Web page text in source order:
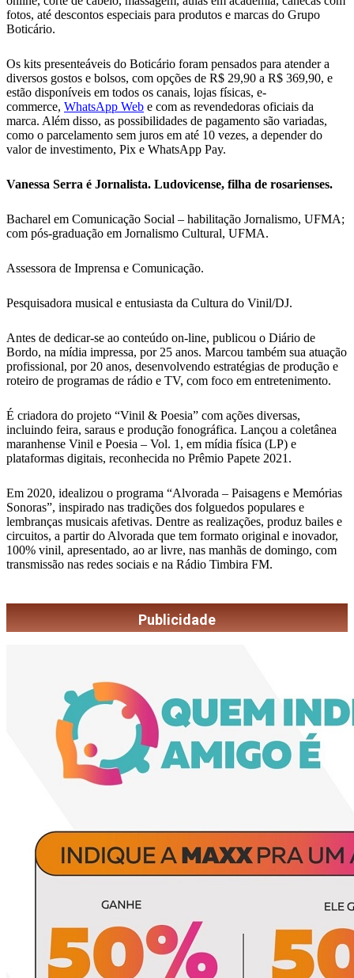
fotos, até descontos especiais para produtos e marcas do Grupo
Boticário.
Os kits presenteáveis do Boticário foram pensados para atender a
diversos gostos e bolsos, com opções de R$ 29,90 a R$ 369,90, e
estão disponíveis em todos os canais, lojas físicas, e-
commerce, WhatsApp Web e com as revendedoras oficiais da
marca. Além disso, as possibilidades de pagamento são variadas,
como o parcelamento sem juros em até 10 vezes, a depender do
valor de investimento, Pix e WhatsApp Pay.
Vanessa Serra é Jornalista. Ludovicense, filha de rosarienses.
Bacharel em Comunicação Social – habilitação Jornalismo, UFMA;
com pós-graduação em Jornalismo Cultural, UFMA.
Assessora de Imprensa e Comunicação.
Pesquisadora musical e entusiasta da Cultura do Vinil/DJ.
Antes de dedicar-se ao conteúdo on-line, publicou o Diário de
Bordo, na mídia impressa, por 25 anos. Marcou também sua atuação
profissional, por 20 anos, desenvolvendo estratégias de produção e
roteiro de programas de rádio e TV, com foco em entretenimento.
É criadora do projeto “Vinil & Poesia” com ações diversas,
incluindo feira, saraus e produção fonográfica. Lançou a coletânea
maranhense Vinil e Poesia – Vol. 1, em mídia física (LP) e
plataformas digitais, reconhecida no Prêmio Papete 2021.
Em 2020, idealizou o programa “Alvorada – Paisagens e Memórias
Sonoras”, inspirado nas tradições dos folguedos populares e
lembranças musicais afetivas. Dentre as realizações, produz bailes e
circuitos, a partir do Alvorada que tem formato original e inovador,
100% vinil, apresentado, ao ar livre, nas manhãs de domingo, com
transmissão nas redes sociais e na Rádio Timbira FM.
Publicidade